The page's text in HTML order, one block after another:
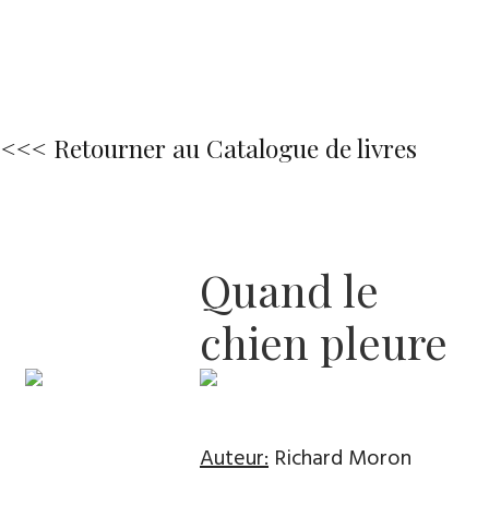
<<< Retourner au Catalogue de livres
Quand le
chien pleure
Auteur: Richard Moron